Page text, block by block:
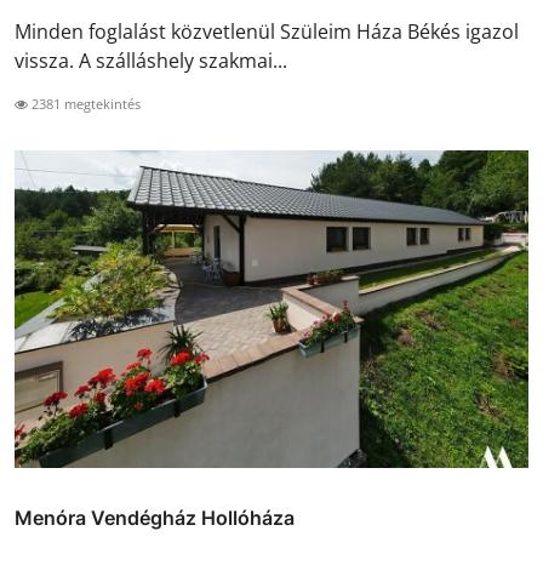
Minden foglalást közvetlenül Szüleim Háza Békés igazol
vissza. A szálláshely szakmai...
2381 megtekintés
Menóra Vendégház Hollóháza